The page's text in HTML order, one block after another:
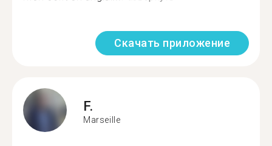
Скачать приложение
F.
Marseille